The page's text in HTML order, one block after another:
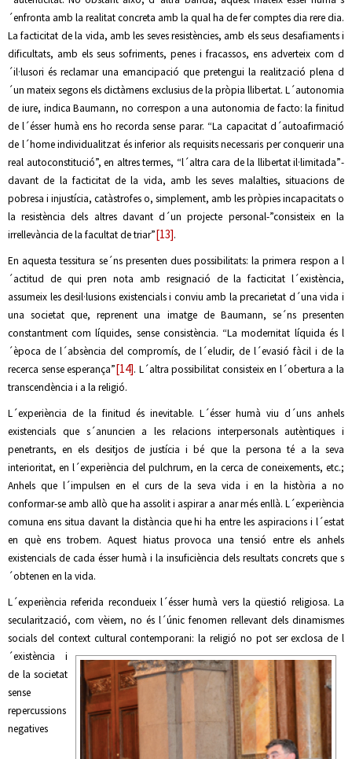
´enfronta amb la realitat concreta amb la qual ha de fer comptes dia rere dia.
La facticitat de la vida, amb les seves resistències, amb els seus desafiaments i
dificultats, amb els seus sofriments, penes i fracassos, ens adverteix com d
´il·lusori és reclamar una emancipació que pretengui la realització plena d
´un mateix segons els dictàmens exclusius de la pròpia llibertat. L´autonomia
de iure, indica Baumann, no correspon a una autonomia de facto: la finitud
de l´ésser humà ens ho recorda sense parar. “La capacitat d´autoafirmació
de l´home individualitzat és inferior als requisits necessaris per conquerir una
real autoconstitució”, en altres termes, “l´altra cara de la llibertat il·limitada”-
davant de la facticitat de la vida, amb les seves malalties, situacions de
pobresa i injustícia, catàstrofes o, simplement, amb les pròpies incapacitats o
la resistència dels altres davant d´un projecte personal-”consisteix en la
irrellevància de la facultat de triar”[13].
En aquesta tessitura se´ns presenten dues possibilitats: la primera respon a l
´actitud de qui pren nota amb resignació de la facticitat l´existència,
assumeix les desil·lusions existencials i conviu amb la precarietat d´una vida i
una societat que, reprenent una imatge de Baumann, se´ns presenten
constantment com líquides, sense consistència. “La modernitat líquida és l
´època de l´absència del compromís, de l´eludir, de l´evasió fàcil i de la
recerca sense esperança”[14]. L´altra possibilitat consisteix en l´obertura a la
transcendència i a la religió.
L´experiència de la finitud és inevitable. L´ésser humà viu d´uns anhels
existencials que s´anuncien a les relacions interpersonals autèntiques i
penetrants, en els desitjos de justícia i bé que la persona té a la seva
interioritat, en l´experiència del pulchrum, en la cerca de coneixements, etc.;
Anhels que l´impulsen en el curs de la seva vida i en la història a no
conformar-se amb allò que ha assolit i aspirar a anar més enllà. L´experiència
comuna ens situa davant la distància que hi ha entre les aspiracions i l´estat
en què ens trobem. Aquest hiatus provoca una tensió entre els anhels
existencials de cada ésser humà i la insuficiència dels resultats concrets que s
´obtenen en la vida.
L´experiència referida recondueix l´ésser humà vers la qüestió religiosa. La
secularització, com vèiem, no és l´únic fenomen rellevant dels dinamismes
socials del context cultural contemporani: la religió no pot ser exclosa de l
´existència i
de la societat
sense
repercussions
negatives